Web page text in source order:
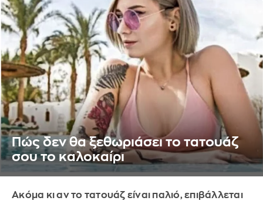
Πώς δεν θα ξεθωριάσει το τατουάζ
σου το καλοκαίρι
Ακόμα κι αν το τατουάζ είναι παλιό, επιβάλλεται